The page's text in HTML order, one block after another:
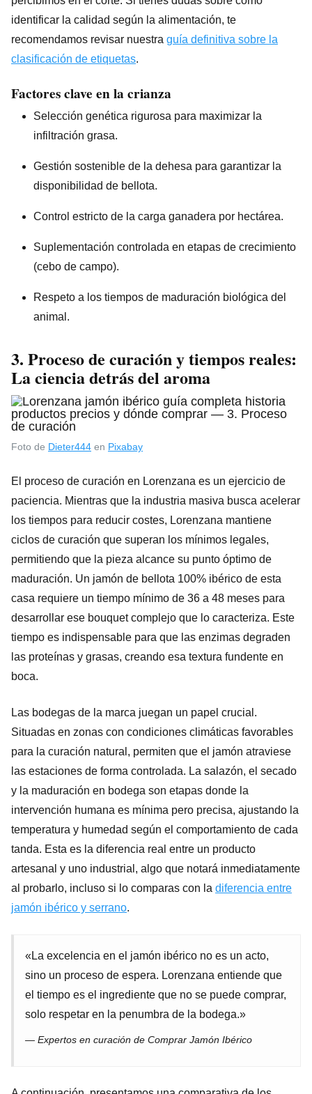
identificar la calidad según la alimentación, te
recomendamos revisar nuestra guía definitiva sobre la
clasificación de etiquetas.
Factores clave en la crianza
Selección genética rigurosa para maximizar la
infiltración grasa.
Gestión sostenible de la dehesa para garantizar la
disponibilidad de bellota.
Control estricto de la carga ganadera por hectárea.
Suplementación controlada en etapas de crecimiento
(cebo de campo).
Respeto a los tiempos de maduración biológica del
animal.
3. Proceso de curación y tiempos reales:
La ciencia detrás del aroma
Foto de Dieter444 en Pixabay
El proceso de curación en Lorenzana es un ejercicio de
paciencia. Mientras que la industria masiva busca acelerar
los tiempos para reducir costes, Lorenzana mantiene
ciclos de curación que superan los mínimos legales,
permitiendo que la pieza alcance su punto óptimo de
maduración. Un jamón de bellota 100% ibérico de esta
casa requiere un tiempo mínimo de 36 a 48 meses para
desarrollar ese bouquet complejo que lo caracteriza. Este
tiempo es indispensable para que las enzimas degraden
las proteínas y grasas, creando esa textura fundente en
boca.
Las bodegas de la marca juegan un papel crucial.
Situadas en zonas con condiciones climáticas favorables
para la curación natural, permiten que el jamón atraviese
las estaciones de forma controlada. La salazón, el secado
y la maduración en bodega son etapas donde la
intervención humana es mínima pero precisa, ajustando la
temperatura y humedad según el comportamiento de cada
tanda. Esta es la diferencia real entre un producto
artesanal y uno industrial, algo que notará inmediatamente
al probarlo, incluso si lo comparas con la diferencia entre
jamón ibérico y serrano.
«La excelencia en el jamón ibérico no es un acto,
sino un proceso de espera. Lorenzana entiende que
el tiempo es el ingrediente que no se puede comprar,
solo respetar en la penumbra de la bodega.»
— Expertos en curación de Comprar Jamón Ibérico